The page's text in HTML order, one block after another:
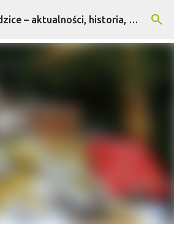
do głównej zawartości Gmina Przygodzice – aktualności, historia, turystyka